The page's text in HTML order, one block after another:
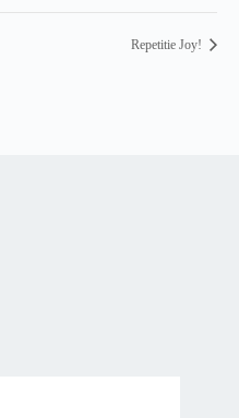
Repetitie Joy!